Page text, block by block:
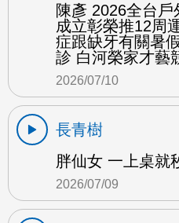
陳彥 2026全台
成立彰榮推12周
症跟缺牙有關暑
診 白河榮家才藝
2026/07/10
長青樹
胖仙女 一上桌就
2026/07/09